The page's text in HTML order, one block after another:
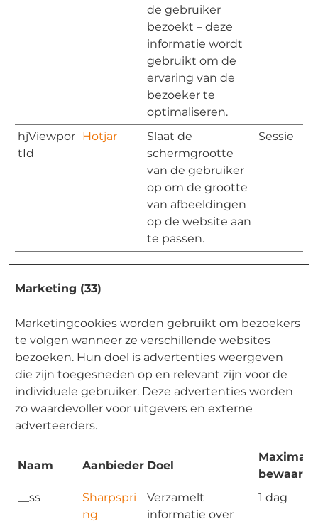
de gebruiker
bezoekt – deze
informatie wordt
gebruikt om de
ervaring van de
bezoeker te
optimaliseren.
hjViewpor
tId
Hotjar
Slaat de
schermgrootte
van de gebruiker
op om de grootte
van afbeeldingen
op de website aan
te passen.
Sessie
Marketing (33)
Marketingcookies worden gebruikt om bezoekers
te volgen wanneer ze verschillende websites
bezoeken. Hun doel is advertenties weergeven
die zijn toegesneden op en relevant zijn voor de
individuele gebruiker. Deze advertenties worden
zo waardevoller voor uitgevers en externe
adverteerders.
Naam Aanbieder Doel
Maximale
__ss
Sharpspri
ng
Verzamelt
informatie over
1 dag